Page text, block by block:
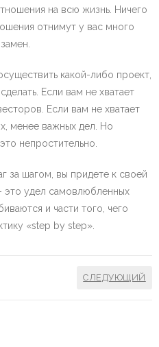
на всю жизнь. Ничего
отнимут у вас много
какой-либо проект,
Если вам не хватает
Если вам не хватает
менее важных дел. Но
непростительно.
за шагом, вы придете к своей
это удел самовлюбленных
и части того, чего
«step by step».
СЛЕДУЮЩИЙ